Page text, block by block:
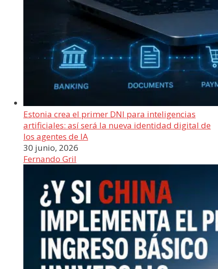
Estonia crea el primer DNI para inteligencias
artificiales: así será la nueva identidad digital de
los agentes de IA
30 junio, 2026
Fernando Gril